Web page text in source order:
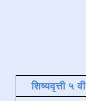
शिष्यवृत्ती ५ वी